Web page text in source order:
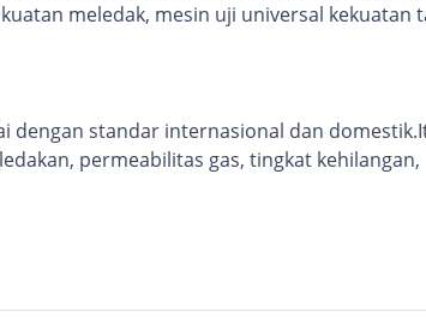
meledak, mesin uji universal kekuatan
dengan standar internasional dan
permeabilitas gas, tingkat kehilangan,